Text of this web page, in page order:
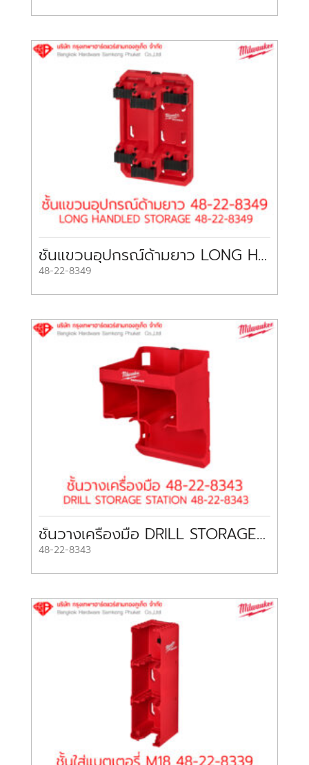
ชั้นแขวนอุปกรณ์ด้ามยาว LONG HANDLED STORAGE 48-22-8349 MILWAUKEE
48-22-8349
ชั้นวางเครื่องมือ DRILL STORAGE STATION 48-22-8343 MILWAUKEE
48-22-8343